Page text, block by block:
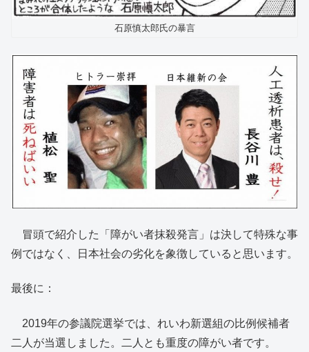
石原慎太郎氏の暴言
冒頭で紹介した「障がい者抹殺発言」は決して特殊な事
例ではなく、日本社会の劣化を象徴していると思います。
最後に：
2019年の参議院選挙では、れいわ新選組の比例候補者
二人が当選しました。二人とも重度の障がい者です。